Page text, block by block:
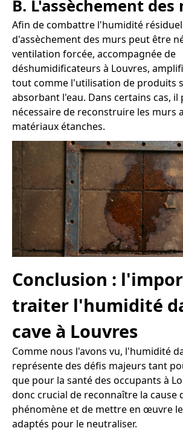
B. L'assèchement des
Afin de combattre l'humidité
d'assèchement des murs peut être
ventilation forcée, accompagnée de
déshumidificateurs à Louvres,
tout comme l'utilisation de produits
absorbant l'eau. Dans certains cas, il
nécessaire de reconstruire les murs
matériaux étanches.
Conclusion :
traiter l'humidité
cave à Louvres
Comme nous l'avons vu, l'humidité
représente des défis majeurs tant
que pour la santé des occupants à
donc crucial de reconnaître la cause
phénomène et de mettre en œuvre
adaptés pour le neutraliser.